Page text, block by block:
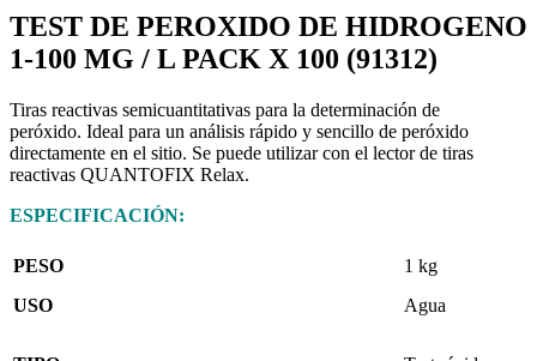
TEST DE PEROXIDO DE HIDROGENO
1-100 MG / L PACK X 100 (91312)
Tiras reactivas semicuantitativas para la determinación de
peróxido. Ideal para un análisis rápido y sencillo de peróxido
directamente en el sitio. Se puede utilizar con el lector de tiras
reactivas QUANTOFIX Relax.
ESPECIFICACIÓN:
PESO
1 kg
USO
Agua